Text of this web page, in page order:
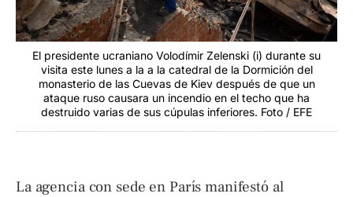
El presidente ucraniano Volodímir Zelenski (i) durante su
visita este lunes a la a la catedral de la Dormición del
monasterio de las Cuevas de Kiev después de que un
ataque ruso causara un incendio en el techo que ha
destruido varias de sus cúpulas inferiores. Foto / EFE
La agencia con sede en París manifestó al